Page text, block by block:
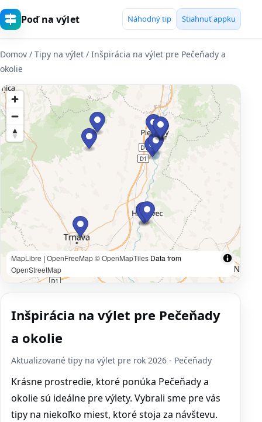
Poď na výlet Náhodný tip Stiahnuť appku
Domov / Tipy na výlet / Inšpirácia na výlet pre Pečeňady a
okolie
MapLibre | OpenFreeMap© OpenMapTiles Data from
OpenStreetMap
Inšpirácia na výlet pre Pečeňady
a okolie
Aktualizované tipy na výlet pre rok 2026 - Pečeňady
Krásne prostredie, ktoré ponúka Pečeňady a
okolie sú ideálne pre výlety. Vybrali sme pre vás
tipy na niekoľko miest, ktoré stoja za návštevu.